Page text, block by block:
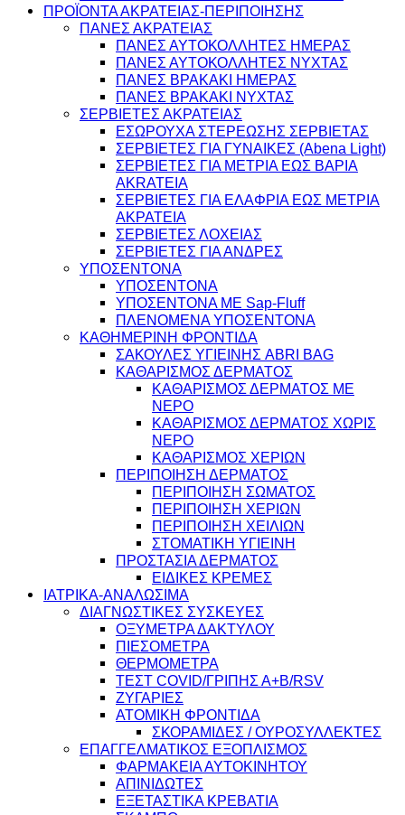
ΠΡΟΪΟΝΤΑ ΑΚΡΑΤΕΙΑΣ-ΠΕΡΙΠΟΙΗΣΗΣ
ΠΑΝΕΣ ΑΚΡΑΤΕΙΑΣ
ΠΑΝΕΣ ΑΥΤΟΚΟΛΛΗΤΕΣ ΗΜΕΡΑΣ
ΠΑΝΕΣ ΑΥΤΟΚΟΛΛΗΤΕΣ ΝΥΧΤΑΣ
ΠΑΝΕΣ ΒΡΑΚΑΚΙ ΗΜΕΡΑΣ
ΠΑΝΕΣ ΒΡΑΚΑΚΙ ΝΥΧΤΑΣ
ΣΕΡΒΙΕΤΕΣ ΑΚΡΑΤΕΙΑΣ
ΕΣΩΡΟΥΧΑ ΣΤΕΡΕΩΣΗΣ ΣΕΡΒΙΕΤΑΣ
ΣΕΡΒΙΕΤΕΣ ΓΙΑ ΓΥΝΑΙΚΕΣ (Abena Light)
ΣΕΡΒΙΕΤΕΣ ΓΙΑ ΜΕΤΡΙΑ ΕΩΣ ΒΑΡΙΑ
AKRATEIA
ΣΕΡΒΙΕΤΕΣ ΓΙΑ ΕΛΑΦΡΙΑ ΕΩΣ ΜΕΤΡΙΑ
ΑΚΡΑΤΕΙΑ
ΣΕΡΒΙΕΤΕΣ ΛΟΧΕΙΑΣ
ΣΕΡΒΙΕΤΕΣ ΓΙΑ ΑΝΔΡΕΣ
ΥΠΟΣΕΝΤΟΝΑ
ΥΠΟΣΕΝΤΟΝΑ
ΥΠΟΣΕΝΤΟΝΑ ΜΕ Sap-Fluff
ΠΛΕΝΟΜΕΝΑ ΥΠΟΣΕΝΤΟΝΑ
ΚΑΘΗΜΕΡΙΝΗ ΦΡΟΝΤΙΔΑ
ΣΑΚΟΥΛΕΣ ΥΓΙΕΙΝΗΣ ABRI BAG
ΚΑΘΑΡΙΣΜΟΣ ΔΕΡΜΑΤΟΣ
ΚΑΘΑΡΙΣΜΟΣ ΔΕΡΜΑΤΟΣ ΜΕ
ΝΕΡΟ
ΚΑΘΑΡΙΣΜΟΣ ΔΕΡΜΑΤΟΣ ΧΩΡΙΣ
ΝΕΡΟ
ΚΑΘΑΡΙΣΜΟΣ ΧΕΡΙΩΝ
ΠΕΡΙΠΟΙΗΣΗ ΔΕΡΜΑΤΟΣ
ΠΕΡΙΠΟΙΗΣΗ ΣΩΜΑΤΟΣ
ΠΕΡΙΠΟΙΗΣΗ ΧΕΡΙΩΝ
ΠΕΡΙΠΟΙΗΣΗ ΧΕΙΛΙΩΝ
ΣΤΟΜΑΤΙΚΗ ΥΓΙΕΙΝΗ
ΠΡΟΣΤΑΣΙΑ ΔΕΡΜΑΤΟΣ
ΕΙΔΙΚΕΣ ΚΡΕΜΕΣ
ΙΑΤΡΙΚΑ-ΑΝΑΛΩΣΙΜΑ
ΔΙΑΓΝΩΣΤΙΚΕΣ ΣΥΣΚΕΥΕΣ
ΟΞΥΜΕΤΡΑ ΔΑΚΤΥΛΟΥ
ΠΙΕΣΟΜΕΤΡΑ
ΘΕΡΜΟΜΕΤΡΑ
ΤΕΣΤ COVID/ΓΡΙΠΗΣ Α+Β/RSV
ΖΥΓΑΡΙΕΣ
ΑΤΟΜΙΚΗ ΦΡΟΝΤΙΔΑ
ΣΚΟΡΑΜΙΔΕΣ / ΟΥΡΟΣΥΛΛΕΚΤΕΣ
ΕΠΑΓΓΕΛΜΑΤΙΚΟΣ ΕΞΟΠΛΙΣΜΟΣ
ΦΑΡΜΑΚΕΙΑ ΑΥΤΟΚΙΝΗΤΟΥ
ΑΠΙΝΙΔΩΤΕΣ
ΕΞΕΤΑΣΤΙΚΑ ΚΡΕΒΑΤΙΑ